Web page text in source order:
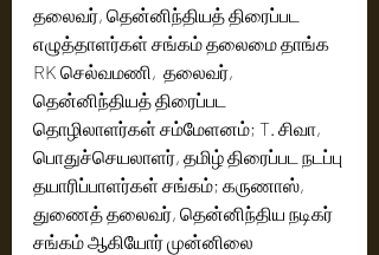
தலைவர், தென்னிந்தியத் திரைப்பட
எழுத்தாளர்கள் சங்கம் தலைமை தாங்க
RK செல்வமணி,  தலைவர்,
தென்னிந்தியத் திரைப்பட
தொழிலாளர்கள் சம்மேளனம்; T. சிவா,
பொதுச்செயலாளர், தமிழ் திரைப்பட நடப்பு
தயாரிப்பாளர்கள் சங்கம்; கருணாஸ்,
துணைத் தலைவர், தென்னிந்திய நடிகர்
சங்கம் ஆகியோர் முன்னிலை